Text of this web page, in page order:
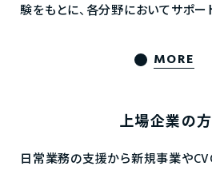
験をもとに、各分野においてサポー
MORE
上場企業の
日常業務の支援から新規事業や